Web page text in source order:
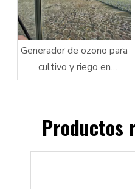
Generador de ozono para
cultivo y riego en
invernaderos interiores
Productos